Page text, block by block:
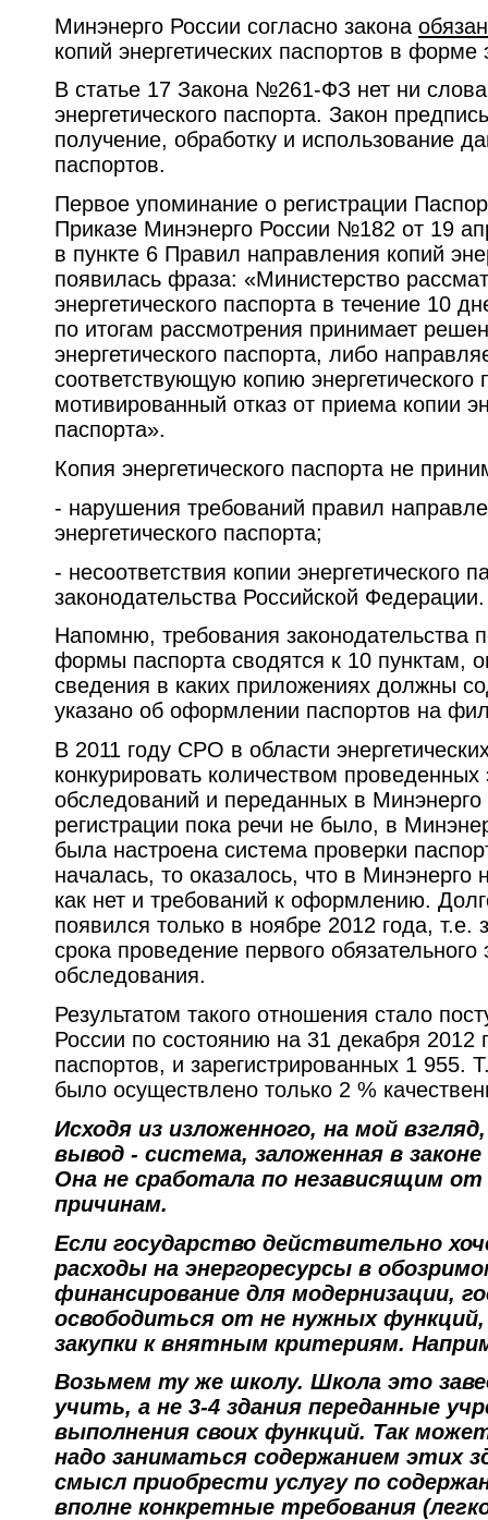
Минэнерго России согласно закона
копий энергетических паспортов в форме
В статье 17 Закона №261-ФЗ нет ни слова
энергетического паспорта. Закон
получение, обработку и использование
паспортов.
Первое упоминание о регистрации
Приказе Минэнерго России №182 от 19
в пункте 6 Правил направления копий
появилась фраза: «Министерство
энергетического паспорта в течение 10
по итогам рассмотрения принимает
энергетического паспорта, либо
соответствующую копию энергетического
мотивированный отказ от приема копии
паспорта».
Копия энергетического паспорта не
- нарушения требований правил
энергетического паспорта;
- несоответствия копии энергетического
законодательства Российской Федерации.
Напомню, требования законодательства
формы паспорта сводятся к 10 пунктам,
сведения в каких приложениях должны
указано об оформлении паспортов на
В 2011 году СРО в области
конкурировать количеством проведенных
обследований и переданных в
регистрации пока речи не было, в
была настроена система проверки
началась, то оказалось, что в Минэнерго
как нет и требований к оформлению.
появился только в ноябре 2012 года, т.е.
срока проведение первого обязательного
обследования.
Результатом такого отношения стало
России по состоянию на 31 декабря 2012
паспортов, и зарегистрированных 1 955.
было осуществлено только 2 %
Исходя из изложенного, на мой
вывод - система, заложенная в
Она не сработала по независящим от
причинам.
Если государство действительно
расходы на энергоресурсы в
финансирование для модернизации,
освободиться от не нужных
закупки к внятным критериям.
Возьмем ту же школу. Школа это
учить, а не 3-4 здания переданные
выполнения своих функций. Так
надо заниматься содержанием этих
смысл приобрести услугу по
вполне конкретные требования